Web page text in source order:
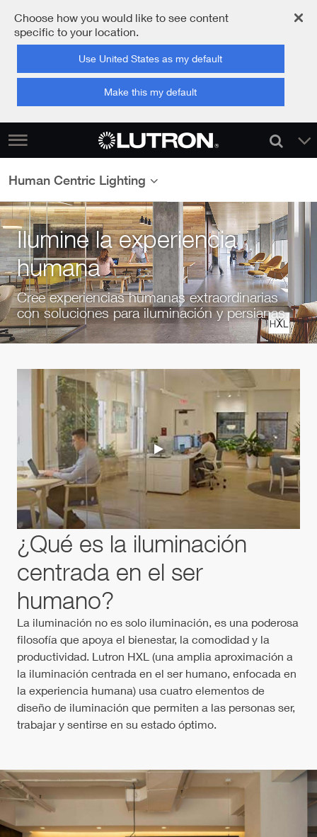
Choose how you would like to see content
specific to your location.
Use United States as my default
Make this my default
Human Centric Lighting
Ilumine la experiencia
humana
Cree experiencias humanas extraordinarias
con soluciones para iluminación y persianas.
¿Qué es la iluminación
centrada en el ser
humano?
La iluminación no es solo iluminación, es una poderosa
filosofía que apoya el bienestar, la comodidad y la
productividad. Lutron HXL (una amplia aproximación a
la iluminación centrada en el ser humano, enfocada en
la experiencia humana) usa cuatro elementos de
diseño de iluminación que permiten a las personas ser,
trabajar y sentirse en su estado óptimo.